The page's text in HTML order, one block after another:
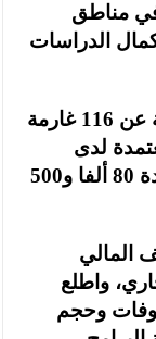
ترميم 11 منزلا في مناطق
الدراسات
كما أقر سداد الذمم المالية المستحقة عن 116 غارمة
لدى
الصندوق، وبلغ إجمالي المبالغ المسددة 80 ألفا و500
المالي
واطلع
وحجم